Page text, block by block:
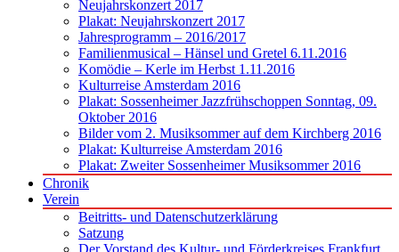
Neujahrskonzert 2017
Plakat: Neujahrskonzert 2017
Jahresprogramm – 2016/2017
Familienmusical – Hänsel und Gretel 6.11.2016
Komödie – Kerle im Herbst 1.11.2016
Kulturreise Amsterdam 2016
Plakat: Sossenheimer Jazzfrühschoppen Sonntag, 09.
Oktober 2016
Bilder vom 2. Musiksommer auf dem Kirchberg 2016
Plakat: Kulturreise Amsterdam 2016
Plakat: Zweiter Sossenheimer Musiksommer 2016
Chronik
Verein
Beitritts- und Datenschutzerklärung
Satzung
Der Vorstand des Kultur- und Förderkreises Frankfurt